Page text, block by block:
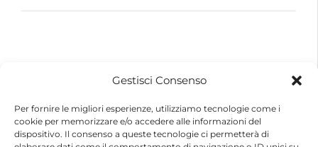
Gestisci Consenso
Per fornire le migliori esperienze, utilizziamo tecnologie come i
cookie per memorizzare e/o accedere alle informazioni del
dispositivo. Il consenso a queste tecnologie ci permetterà di
Sede Legale: Via Argine Polcevera, 16D Scala A
CAP 16161 Genova (GE)
Capitale Sociale € 600.000,00 (i.v.)
Registro Imprese di Genova